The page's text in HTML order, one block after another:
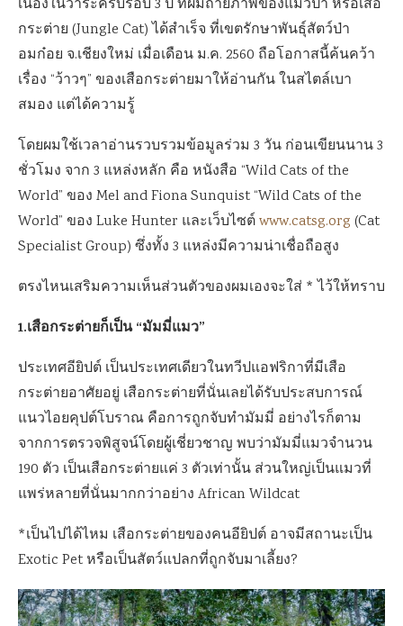
เนื่องในวาระครบรอบ 3 ปี ที่ผมถ่ายภาพของแมวป่า หรือเสือ
กระต่าย (Jungle Cat) ได้สำเร็จ ที่เขตรักษาพันธุ์สัตว์ป่า
อมก๋อย จ.เชียงใหม่ เมื่อเดือน ม.ค. 2560 ถือโอกาสนี้ค้นคว้า
เรื่อง “ว้าวๆ” ของเสือกระต่ายมาให้อ่านกัน ในสไตล์เบา
สมอง แต่ได้ความรู้
โดยผมใช้เวลาอ่านรวบรวมข้อมูลร่วม 3 วัน ก่อนเขียนนาน 3
ชั่วโมง จาก 3 แหล่งหลัก คือ หนังสือ “Wild Cats of the
World” ของ Mel and Fiona Sunquist “Wild Cats of the
World” ของ Luke Hunter และเว็บไซต์www.catsg.org (Cat
Specialist Group) ซึ่งทั้ง 3 แหล่งมีความน่าเชื่อถือสูง
ตรงไหนเสริมความเห็นส่วนตัวของผมเองจะใส่ * ไว้ให้ทราบ
1.เสือกระต่ายก็เป็น “มัมมี่แมว”
ประเทศอียิปต์ เป็นประเทศเดียวในทวีปแอฟริกาที่มีเสือ
กระต่ายอาศัยอยู่ เสือกระต่ายที่นั่นเลยได้รับประสบการณ์
แนวไอยคุปต์โบราณ คือการถูกจับทำมัมมี่ อย่างไรก็ตาม
จากการตรวจพิสูจน์โดยผู้เชี่ยวชาญ พบว่ามัมมี่แมวจำนวน
190 ตัว เป็นเสือกระต่ายแค่ 3 ตัวเท่านั้น ส่วนใหญ่เป็นแมวที่
แพร่หลายที่นั่นมากกว่าอย่าง African Wildcat
*เป็นไปได้ไหม เสือกระต่ายของคนอียิปต์ อาจมีสถานะเป็น
Exotic Pet หรือเป็นสัตว์แปลกที่ถูกจับมาเลี้ยง?